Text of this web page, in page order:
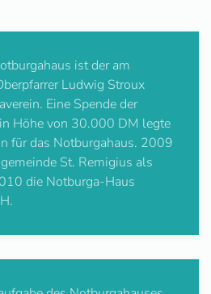
ist der am
Ludwig Stroux
Eine Spende der
Höhe von 30.000 DM legte
für das Notburgahaus. 2009
St. Remigius als
die Notburga-Haus